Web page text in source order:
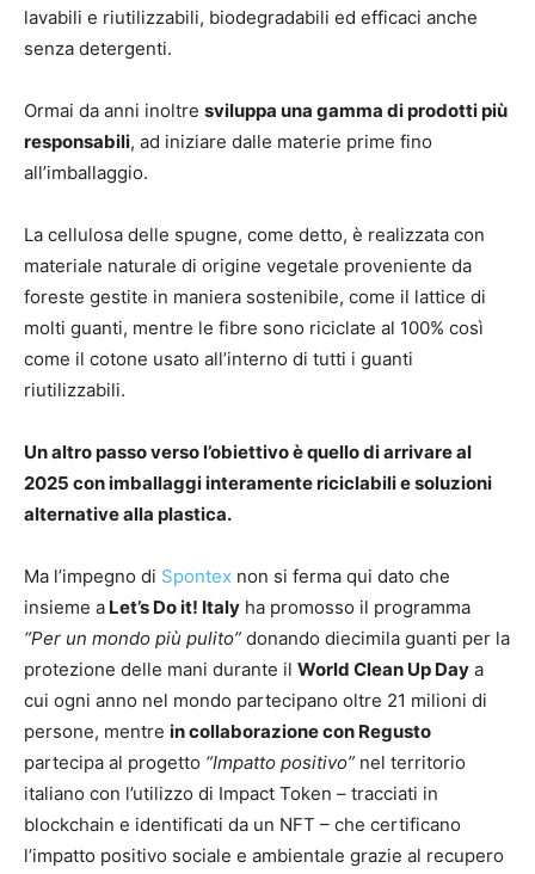
lavabili e riutilizzabili, biodegradabili ed efficaci anche
senza detergenti.
Ormai da anni inoltre sviluppa una gamma di prodotti più
responsabili, ad iniziare dalle materie prime fino
all’imballaggio.
La cellulosa delle spugne, come detto, è realizzata con
materiale naturale di origine vegetale proveniente da
foreste gestite in maniera sostenibile, come il lattice di
molti guanti, mentre le fibre sono riciclate al 100% così
come il cotone usato all’interno di tutti i guanti
riutilizzabili.
Un altro passo verso l’obiettivo è quello di arrivare al
2025 con imballaggi interamente riciclabili e soluzioni
alternative alla plastica.
Ma l’impegno di Spontex non si ferma qui dato che
insieme a Let’s Do it! Italy ha promosso il programma
“Per un mondo più pulito” donando diecimila guanti per la
protezione delle mani durante il World Clean Up Day a
cui ogni anno nel mondo partecipano oltre 21 milioni di
persone, mentre in collaborazione con Regusto
partecipa al progetto “Impatto positivo” nel territorio
italiano con l’utilizzo di Impact Token – tracciati in
blockchain e identificati da un NFT – che certificano
l’impatto positivo sociale e ambientale grazie al recupero